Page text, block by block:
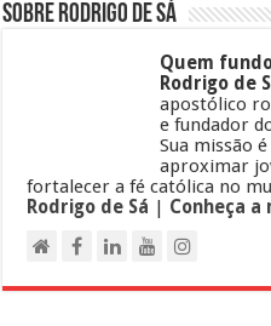
Sobre Rodrigo de Sá
Quem
Rodrigo de
apostólico
e fundador
Sua missão
aproximar
fortalecer a fé católica no
Rodrigo de Sá | Conheça a